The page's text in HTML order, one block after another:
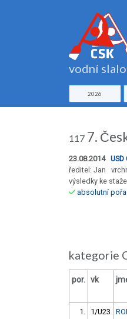
vodní
2026
117 7.
23.08.2014 USD
ředitel: Jan
výsledky ke
absolutní
kategorie
por. vk
1. 1/U23